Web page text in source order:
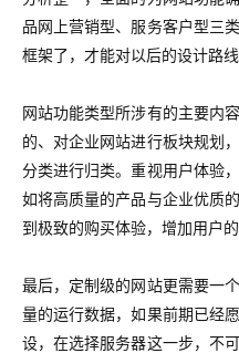
品网上营销型、服务客户型三
框架了，才能对以后的设计路线
网站功能类型所涉有的主要内
的、对企业网站进行板块规划
分类进行归类。重视用户体验
如将高质量的产品与企业优质
到极致的购买体验，增加用户的
最后，定制级的网站更需要一
量的运行数据，如果前期已经
设，在选择服务器这一步，不